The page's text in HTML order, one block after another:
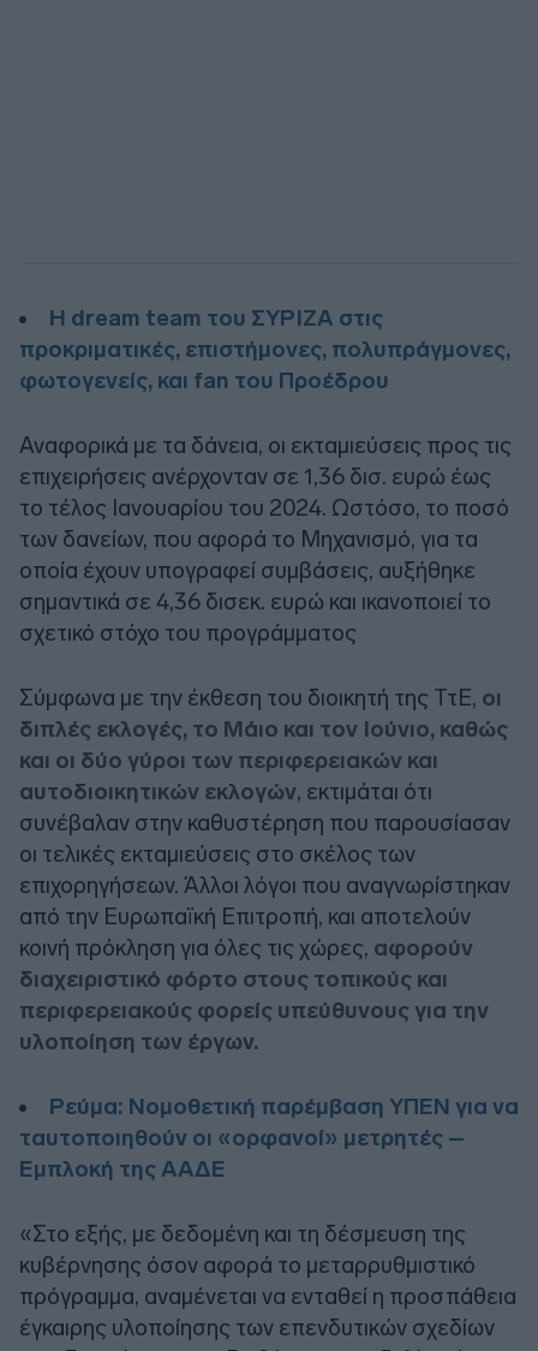
Η dream team του ΣΥΡΙΖΑ στις
προκριματικές, επιστήμονες, πολυπράγμονες,
φωτογενείς, και fan του Προέδρου
Αναφορικά με τα δάνεια, οι εκταμιεύσεις προς τις
επιχειρήσεις ανέρχονταν σε 1,36 δισ. ευρώ έως
το τέλος Ιανουαρίου του 2024. Ωστόσο, το ποσό
των δανείων, που αφορά το Μηχανισμό, για τα
οποία έχουν υπογραφεί συμβάσεις, αυξήθηκε
σημαντικά σε 4,36 δισεκ. ευρώ και ικανοποιεί το
σχετικό στόχο του προγράμματος
Σύμφωνα με την έκθεση του διοικητή της ΤτΕ, οι
διπλές εκλογές, το Μάιο και τον Ιούνιο, καθώς
και οι δύο γύροι των περιφερειακών και
αυτοδιοικητικών εκλογών, εκτιμάται ότι
συνέβαλαν στην καθυστέρηση που παρουσίασαν
οι τελικές εκταμιεύσεις στο σκέλος των
επιχορηγήσεων. Άλλοι λόγοι που αναγνωρίστηκαν
από την Ευρωπαϊκή Επιτροπή, και αποτελούν
κοινή πρόκληση για όλες τις χώρες, αφορούν
διαχειριστικό φόρτο στους τοπικούς και
περιφερειακούς φορείς υπεύθυνους για την
υλοποίηση των έργων.
Ρεύμα: Νομοθετική παρέμβαση ΥΠΕΝ για να
ταυτοποιηθούν οι «ορφανοί» μετρητές –
Εμπλοκή της ΑΑΔΕ
«Στο εξής, με δεδομένη και τη δέσμευση της
κυβέρνησης όσον αφορά το μεταρρυθμιστικό
πρόγραμμα, αναμένεται να ενταθεί η προσπάθεια
έγκαιρης υλοποίησης των επενδυτικών σχεδίων